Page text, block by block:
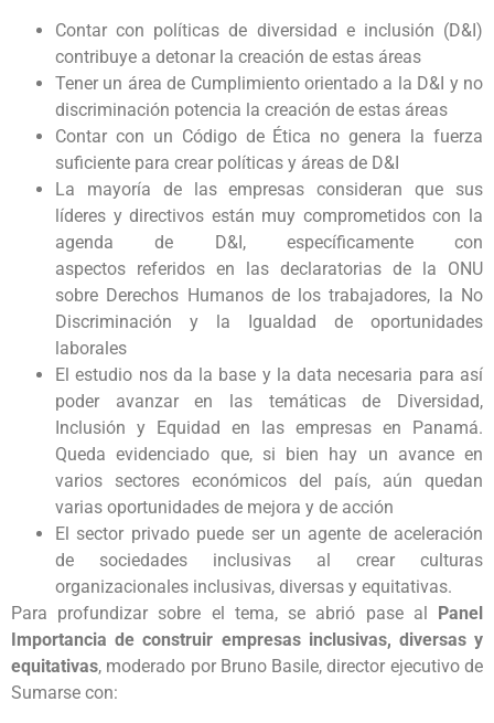
Contar con políticas de diversidad e inclusión (D&I)
contribuye a detonar la creación de estas áreas
Tener un área de Cumplimiento orientado a la D&I y no
discriminación potencia la creación de estas áreas
Contar con un Código de Ética no genera la fuerza
suficiente para crear políticas y áreas de D&I
La mayoría de las empresas consideran que sus
líderes y directivos están muy comprometidos con la
agenda de D&I, específicamente con
aspectos referidos en las declaratorias de la ONU
sobre Derechos Humanos de los trabajadores, la No
Discriminación y la Igualdad de oportunidades
laborales
El estudio nos da la base y la data necesaria para así
poder avanzar en las temáticas de Diversidad,
Inclusión y Equidad en las empresas en Panamá.
Queda evidenciado que, si bien hay un avance en
varios sectores económicos del país, aún quedan
varias oportunidades de mejora y de acción
El sector privado puede ser un agente de aceleración
de sociedades inclusivas al crear culturas
organizacionales inclusivas, diversas y equitativas.
Para profundizar sobre el tema, se abrió pase al
Panel
Importancia de construir empresas inclusivas, diversas y
equitativas, moderado por Bruno Basile, director ejecutivo de
Sumarse con: